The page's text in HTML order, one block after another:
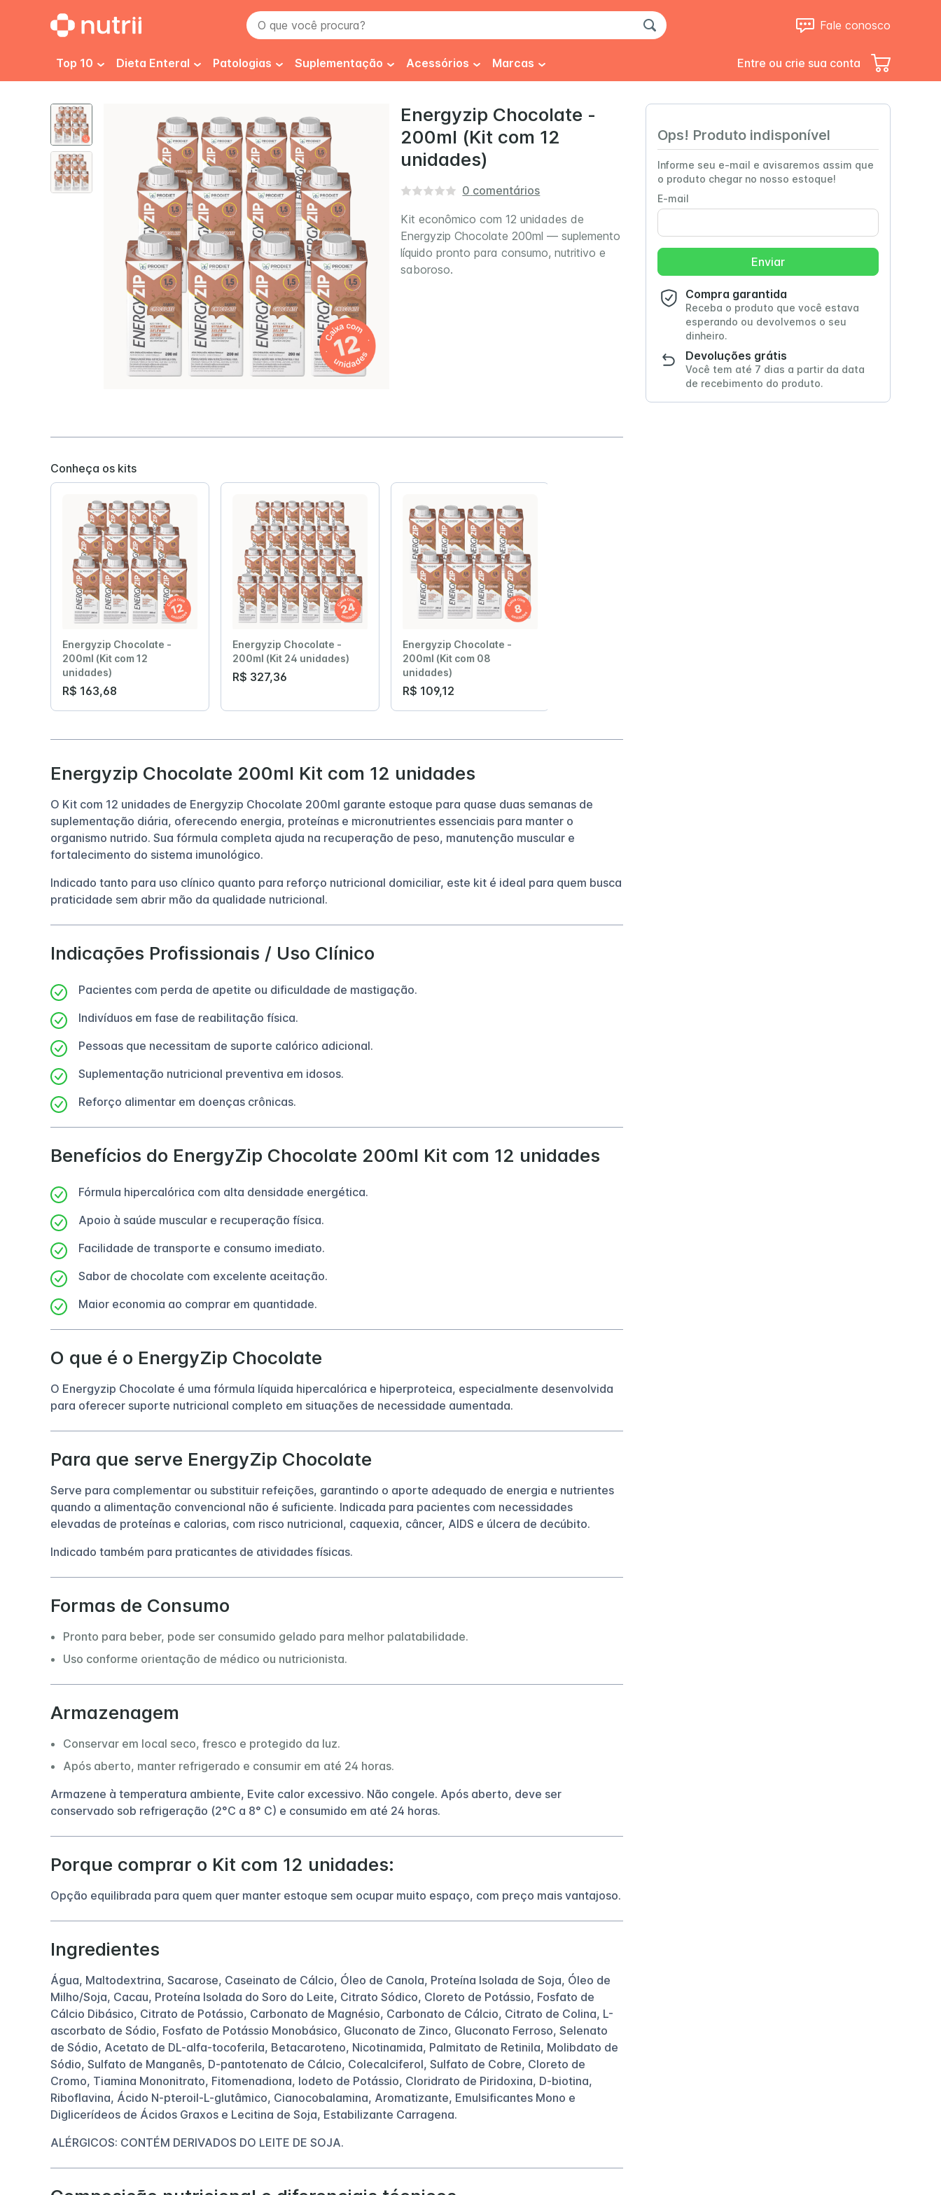
O que você procura? Fale conosco
Top 10
Isosource 1.5 Isosource Soya Isosource Soya Fiber Thicken Up Clear
Isosource Junior Impact Pessego Trophic Soya 1.2
Dieta Enteral
Dieta 1.2 kcal
Dieta 1.5 kcal
Dieta Enteral Renal
Dieta Enteral Infantil
Dieta Enteral Especializada
Dieta Enteral Diabetes
Normocalórica e Normoproteica
Hipercalórica e Hiperproteica
Hipercalorica e Normoproteica
Patologias
Imunidade
Câncer
Desnutrição
Gastrointestinais
Renal
Cicatrização
Diabetes
Disfagia
Suplementação
Espessante
Fibra Alimentar
Hipercalórico
Hiperproteíco
Proteínas
Nutracêuticos
Acessórios
Equipo
Seringa
Higienização
Fixadores
Luvas
Marcas
FiberMais®
Fresenius
Impact®
Isosource®
Nestlé Health Science
Entre ou crie sua conta
Energyzip Chocolate -
200ml (Kit com 12
unidades)
0 comentários
Kit econômico com 12 unidades de
Energyzip Chocolate 200ml — suplemento
líquido pronto para consumo, nutritivo e
saboroso.
Conheça os kits
Energyzip Chocolate -
200ml (Kit com 12
unidades)
R$ 163,68
Energyzip Chocolate -
200ml (Kit 24 unidades)
R$ 327,36
Energyzip Chocolate -
200ml (Kit com 08
unidades)
R$ 109,12
Energyzip Chocolate 200ml Kit com 12 unidades
O Kit com 12 unidades de Energyzip Chocolate 200ml garante estoque para quase duas semanas de
suplementação diária, oferecendo energia, proteínas e micronutrientes essenciais para manter o
organismo nutrido. Sua fórmula completa ajuda na recuperação de peso, manutenção muscular e
fortalecimento do sistema imunológico.
Indicado tanto para uso clínico quanto para reforço nutricional domiciliar, este kit é ideal para quem busca
praticidade sem abrir mão da qualidade nutricional.
Indicações Profissionais / Uso Clínico
Pacientes com perda de apetite ou dificuldade de mastigação.
Indivíduos em fase de reabilitação física.
Pessoas que necessitam de suporte calórico adicional.
Suplementação nutricional preventiva em idosos.
Reforço alimentar em doenças crônicas.
Benefícios do EnergyZip Chocolate 200ml Kit com 12 unidades
Fórmula hipercalórica com alta densidade energética.
Apoio à saúde muscular e recuperação física.
Facilidade de transporte e consumo imediato.
Sabor de chocolate com excelente aceitação.
Maior economia ao comprar em quantidade.
O que é o EnergyZip Chocolate
O Energyzip Chocolate é uma fórmula líquida hipercalórica e hiperproteica, especialmente desenvolvida
para oferecer suporte nutricional completo em situações de necessidade aumentada.
Para que serve EnergyZip Chocolate
Serve para complementar ou substituir refeições, garantindo o aporte adequado de energia e nutrientes
quando a alimentação convencional não é suficiente. Indicada para pacientes com necessidades
elevadas de proteínas e calorias, com risco nutricional, caquexia, câncer, AIDS e úlcera de decúbito.
Indicado também para praticantes de atividades físicas.
Formas de Consumo
Pronto para beber, pode ser consumido gelado para melhor palatabilidade.
Uso conforme orientação de médico ou nutricionista.
Armazenagem
Conservar em local seco, fresco e protegido da luz.
Após aberto, manter refrigerado e consumir em até 24 horas.
Armazene à temperatura ambiente, Evite calor excessivo. Não congele. Após aberto, deve ser
conservado sob refrigeração (2°C a 8° C) e consumido em até 24 horas.
Porque comprar o Kit com 12 unidades:
Opção equilibrada para quem quer manter estoque sem ocupar muito espaço, com preço mais vantajoso.
Ingredientes
Água, Maltodextrina, Sacarose, Caseinato de Cálcio, Óleo de Canola, Proteína Isolada de Soja, Óleo de
Milho/Soja, Cacau, Proteína Isolada do Soro do Leite, Citrato Sódico, Cloreto de Potássio, Fosfato de
Cálcio Dibásico, Citrato de Potássio, Carbonato de Magnésio, Carbonato de Cálcio, Citrato de Colina, L-
ascorbato de Sódio, Fosfato de Potássio Monobásico, Gluconato de Zinco, Gluconato Ferroso, Selenato
de Sódio, Acetato de DL-alfa-tocoferila, Betacaroteno, Nicotinamida, Palmitato de Retinila, Molibdato de
Sódio, Sulfato de Manganês, D-pantotenato de Cálcio, Colecalciferol, Sulfato de Cobre, Cloreto de
Cromo, Tiamina Mononitrato, Fitomenadiona, Iodeto de Potássio, Cloridrato de Piridoxina, D-biotina,
Riboflavina, Ácido N-pteroil-L-glutâmico, Cianocobalamina, Aromatizante, Emulsificantes Mono e
Diglicerídeos de Ácidos Graxos e Lecitina de Soja, Estabilizante Carragena.
ALÉRGICOS: CONTÉM DERIVADOS DO LEITE DE SOJA.
Ops! Produto indisponível
Informe seu e-mail e avisaremos assim que
o produto chegar no nosso estoque!
E-mail
Enviar
Compra garantida
Receba o produto que você estava
esperando ou devolvemos o seu
dinheiro.
Devoluções grátis
Você tem até 7 dias a partir da data
de recebimento do produto.